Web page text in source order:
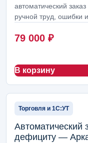
автоматический
ручной труд, ошибки
79 000 ₽
В корзину
Торговля и 1С:УТ
Автоматический
дефициту —